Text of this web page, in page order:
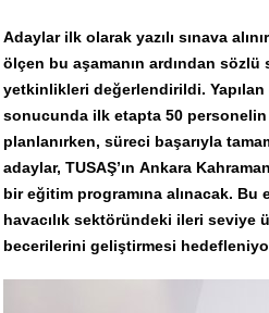
Adaylar ilk olarak yazılı sınava
ölçen bu aşamanın ardından sözlü
yetkinlikleri değerlendirildi.
sonucunda ilk etapta 50
planlanırken, süreci başarıyla
adaylar, TUSAŞ’ın Ankara
bir eğitim programına alınacak. Bu
havacılık sektöründeki ileri seviye
becerilerini geliştirmesi